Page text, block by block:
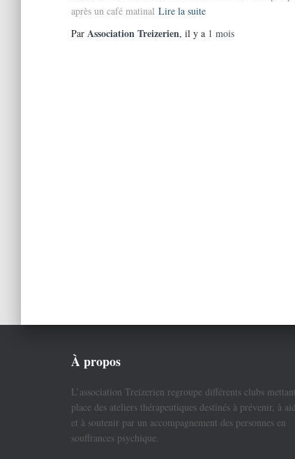
après un café matinal Lire la suite
Par Association Treizerien, il y a 1 mois
À propos
L’association Treizerien regroupe différents clubs
place des ateliers thérapeutiques destinés à prévenir, à
et à soutenir par un accompagnement des personnes en
souffrances psychique.